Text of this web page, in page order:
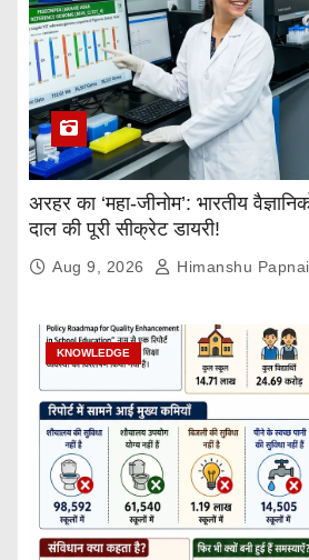
अरहर का ‘महा-जीनोम’: भारतीय
दाल की पूरी सीक्रेट डायरी!
Aug 9, 2026 Himanshu Papnai
KNOWLEDGE